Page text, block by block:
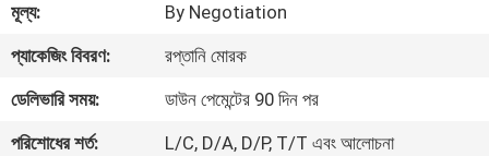
নিয়ন্ত্রণ
যোগাযোগ
করুন
মূল্য:
By Negotiation
প্যাকেজিং বিবরণ:
রপ্তানি মোরক
ডেলিভারি সময়:
ডাউন পেমেন্টের 90 দিন পর
পরিশোধের শর্ত:
L/C, D/A, D/P, T/T এবং আলোচনা